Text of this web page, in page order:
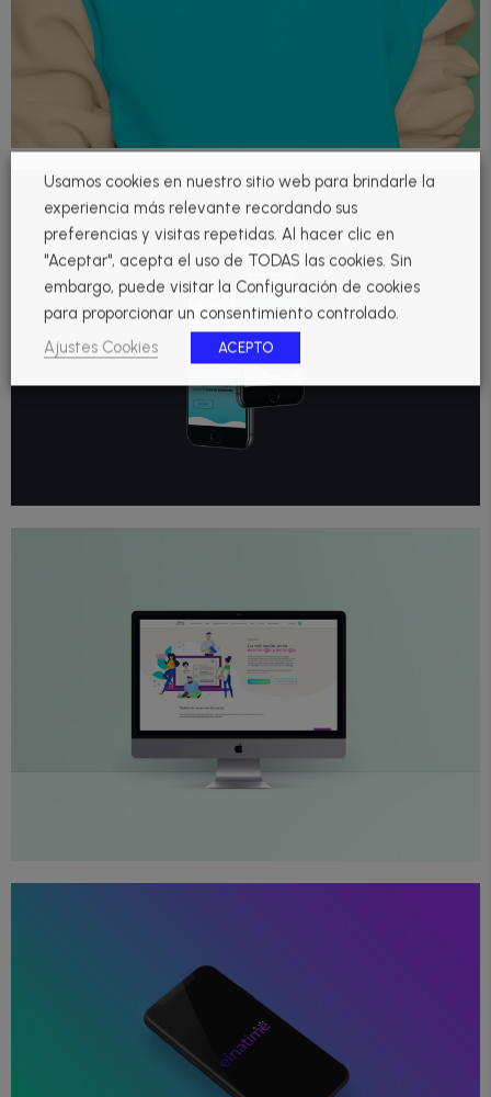
Diseño Proyectos Web
Finergia
Ilustración Proyectos
Letters People
Branding Diseño Proyectos
einatime
Usamos cookies en nuestro sitio web para brindarle la
experiencia más relevante recordando sus
preferencias y visitas repetidas. Al hacer clic en
"Aceptar", acepta el uso de TODAS las cookies. Sin
embargo, puede visitar la Configuración de cookies
para proporcionar un consentimiento controlado.
Ajustes Cookies
ACEPTO